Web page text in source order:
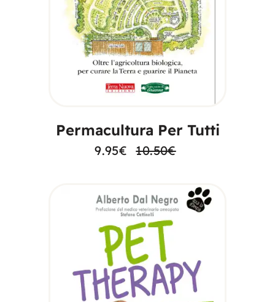
AGGIUNGI AL
CARRELLO
Permacultura Per Tutti
10.50€
9.95€